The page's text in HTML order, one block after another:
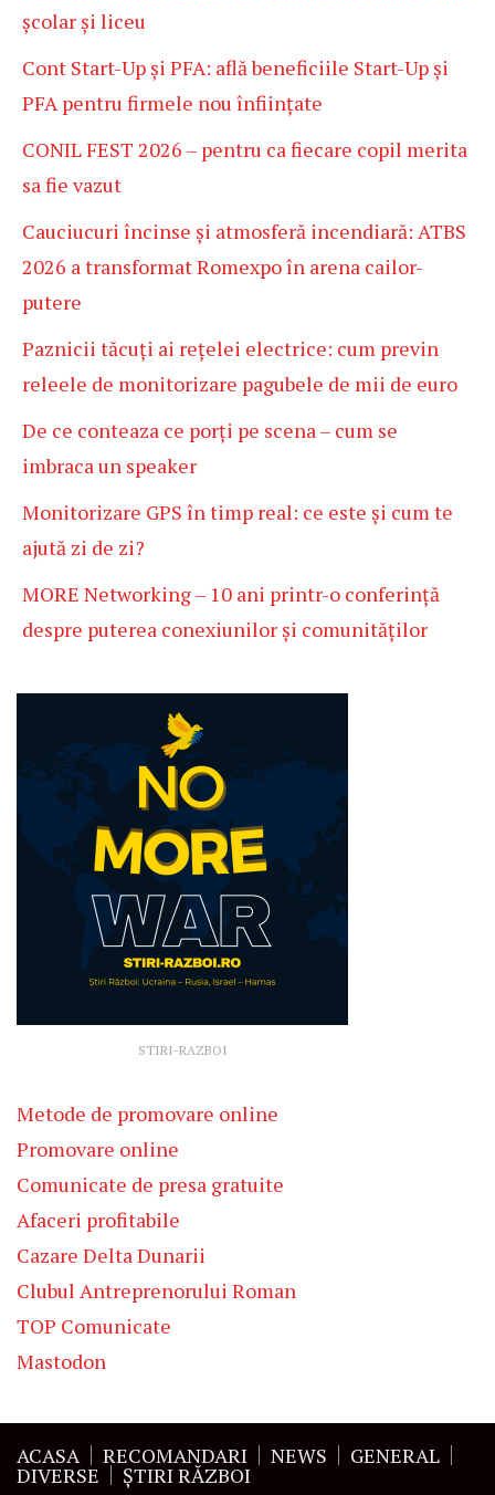
școlar și liceu
Cont Start-Up și PFA: află beneficiile Start-Up și
PFA pentru firmele nou înființate
CONIL FEST 2026 – pentru ca fiecare copil merita
sa fie vazut
Cauciucuri încinse și atmosferă incendiară: ATBS
2026 a transformat Romexpo în arena cailor-
putere
Paznicii tăcuți ai rețelei electrice: cum previn
releele de monitorizare pagubele de mii de euro
De ce conteaza ce porți pe scena – cum se
imbraca un speaker
Monitorizare GPS în timp real: ce este și cum te
ajută zi de zi?
MORE Networking – 10 ani printr-o conferință
despre puterea conexiunilor și comunităților
STIRI-RAZBOI
Metode de promovare online
Promovare online
Comunicate de presa gratuite
Afaceri profitabile
Cazare Delta Dunarii
Clubul Antreprenorului Roman
TOP Comunicate
Mastodon
ACASA RECOMANDARI NEWS GENERAL
DIVERSE ŞTIRI RĂZBOI